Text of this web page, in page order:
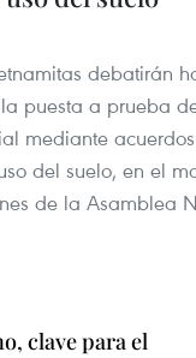
debatirán
puesta a prueba
mediante
del suelo, en el
de la Asamblea
clave para el